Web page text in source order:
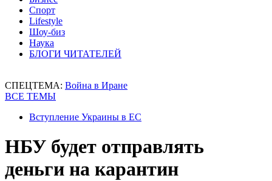
Спорт
Lifestyle
Шоу-биз
Наука
БЛОГИ ЧИТАТЕЛЕЙ
СПЕЦТЕМА: Война в Иране
ВСЕ ТЕМЫ
Вступление Украины в ЕС
НБУ будет отправлять
деньги на карантин